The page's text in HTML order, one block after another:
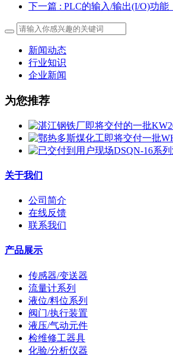
下一篇 : PLC的输入/输出(I/O)功
新闻动态
行业知识
企业新闻
为您推荐
关于我们
公司简介
在线反馈
联系我们
产品展示
传感器/变送器
流量计系列
液位/料位系列
阀门/执行装置
液压/气动元件
检维修工器具
化验/分析仪器